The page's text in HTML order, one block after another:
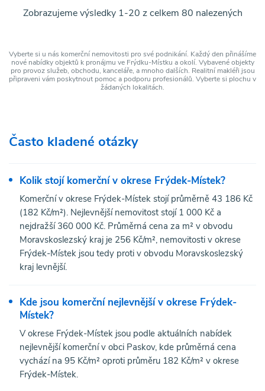
Zobrazujeme výsledky 1-20 z celkem 80 nalezených
Vyberte si u nás komerční nemovitosti pro své podnikání. Každý den přinášíme
nové nabídky objektů k pronájmu ve Frýdku-Místku a okolí. Vybavené objekty
pro provoz služeb, obchodu, kanceláře, a mnoho dalších. Realitní makléři jsou
připraveni vám poskytnout pomoc a podporu profesionálů. Vyberte si plochu v
žádaných lokalitách.
Často kladené otázky
Kolik stojí komerční v okrese Frýdek-Místek?
Komerční v okrese Frýdek-Místek stojí průměrně 43 186 Kč
(182 Kč/m²). Nejlevnější nemovitost stojí 1 000 Kč a
nejdražší 360 000 Kč. Průměrná cena za m² v obvodu
Moravskoslezský kraj je 256 Kč/m², nemovitosti v okrese
Frýdek-Místek jsou tedy proti v obvodu Moravskoslezský
kraj levnější.
Kde jsou komerční nejlevnější v okrese Frýdek-
Místek?
V okrese Frýdek-Místek jsou podle aktuálních nabídek
nejlevnější komerční v obci Paskov, kde průměrná cena
vychází na 95 Kč/m² oproti průměru 182 Kč/m² v okrese
Frýdek-Místek.